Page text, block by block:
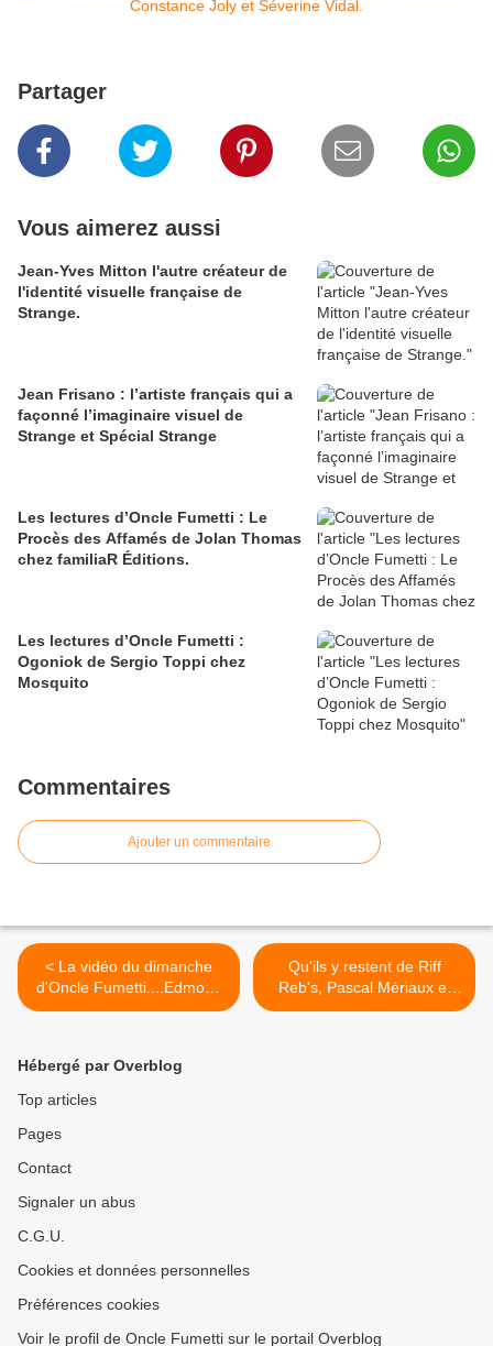
Partager
Vous aimerez aussi
Jean-Yves Mitton l'autre créateur de
l'identité visuelle française de
Strange.
Jean Frisano : l’artiste français qui a
façonné l’imaginaire visuel de
Strange et Spécial Strange
Les lectures d’Oncle Fumetti : Le
Procès des Affamés de Jolan Thomas
chez familiaR Éditions.
Les lectures d’Oncle Fumetti :
Ogoniok de Sergio Toppi chez
Mosquito
Commentaires
Ajouter un commentaire
< La vidéo du dimanche
d'Oncle Fumetti....Edmond
Baudoin.
Qu'ils y restent de Riff
Reb's, Pascal Mériaux et
Régis Lejonc chez Les
Hébergé par Overblog
Top articles
Pages
Contact
Signaler un abus
C.G.U.
Cookies et données personnelles
Préférences cookies
Voir le profil de Oncle Fumetti sur le portail Overblog